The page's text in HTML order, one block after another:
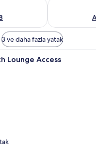
3 ve daha fazla yatak
Lounge Access